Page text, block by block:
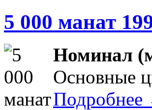
5 000 манат
Номинал
Основные
Подробнее